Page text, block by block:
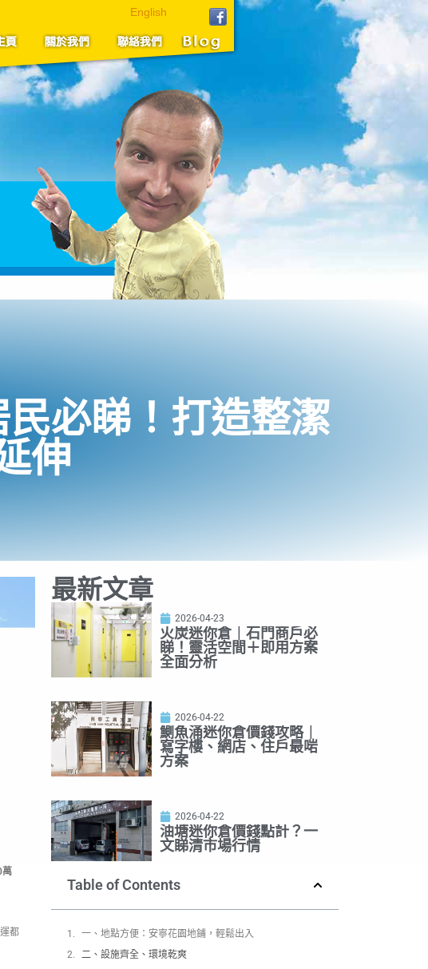
English
必睇！打造整潔
伸
萬
都
最新文章
2026-04-23
火炭迷你倉｜石門商戶必
睇！靈活空間＋即用方案
全面分析
2026-04-22
鰂魚涌迷你倉價錢攻略｜
寫字樓、網店、住戶最啱
方案
2026-04-22
油塘迷你倉價錢點計？一
文睇清市場行情
Table of Contents
一、地點方便：安寧花園地鋪，輕鬆出入
二、設施齊全、環境乾爽